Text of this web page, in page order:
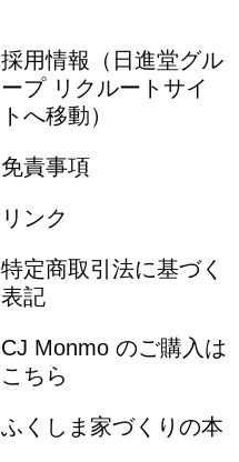
テーマパーク
グルメ
見学 日帰り
採用情報（日進堂グル
ープ リクルートサイ
トへ移動）
免責事項
リンク
特定商取引法に基づく
表記
CJ Monmo のご購入は
こちら
ふくしま家づくりの本